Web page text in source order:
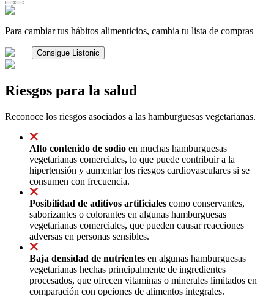
Para cambiar tus hábitos alimenticios, cambia tu lista de compras
Consigue Listonic
Riesgos para la salud
Reconoce los riesgos asociados a las hamburguesas vegetarianas.
Alto contenido de sodio en muchas hamburguesas
vegetarianas comerciales, lo que puede contribuir a la
hipertensión y aumentar los riesgos cardiovasculares si se
consumen con frecuencia.
Posibilidad de aditivos artificiales como conservantes,
saborizantes o colorantes en algunas hamburguesas
vegetarianas comerciales, que pueden causar reacciones
adversas en personas sensibles.
Baja densidad de nutrientes en algunas hamburguesas
vegetarianas hechas principalmente de ingredientes
procesados, que ofrecen vitaminas o minerales limitados en
comparación con opciones de alimentos integrales.